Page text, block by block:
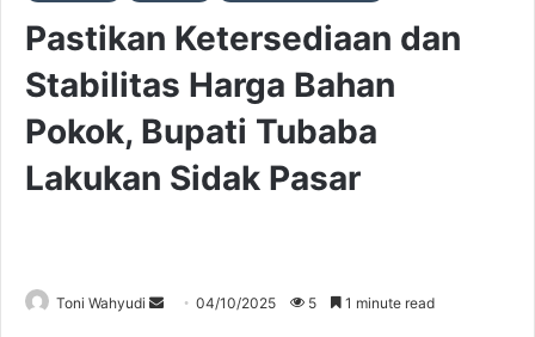
Pastikan Ketersediaan dan
Stabilitas Harga Bahan
Pokok, Bupati Tubaba
Lakukan Sidak Pasar
Toni Wahyudi
Send04/10/2025 5 1 minute read